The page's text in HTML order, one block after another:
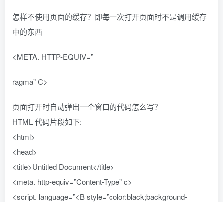
怎样不使用页面的缓存？即每一次打开页面时不是调用缓存
中的东西
<META. HTTP-EQUIV=”
ragma” C>
页面打开时自动弹出一个窗口的代码怎么写？
HTML 代码片段如下:
<html>
<head>
<title>Untitled Document</title>
<meta. http-equiv=”Content-Type” c>
<script. language=”<B style=”color:black;background-